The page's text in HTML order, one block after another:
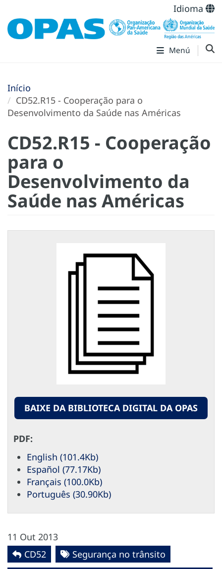
Idioma
Menú
Início
CD52.R15 - Cooperação para o
Desenvolvimento da Saúde nas Américas
CD52.R15 - Cooperação
para o
Desenvolvimento da
Saúde nas Américas
BAIXE DA BIBLIOTECA DIGITAL DA OPAS
PDF:
English (101.4Kb)
Español (77.17Kb)
Français (100.0Kb)
Português (30.90Kb)
11 Out 2013
CD52
Segurança no trânsito